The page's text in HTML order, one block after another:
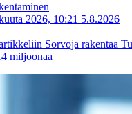
2026, 10:21 5.8.2026
Sorvoja rakentaa
miljoonaa